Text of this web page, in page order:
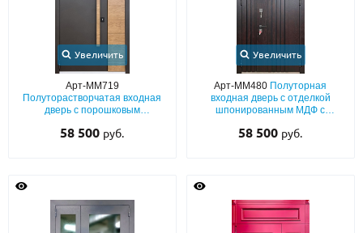
Увеличить
Арт-ММ719
Полуторастворчатая входная
дверь с порошковым
вставками шпона и бугельной
58 500 руб.
Увеличить
Арт-ММ480 Полуторная
входная дверь с отделкой
шпонированным МДФ с
глухой фрамугой
58 500 руб.